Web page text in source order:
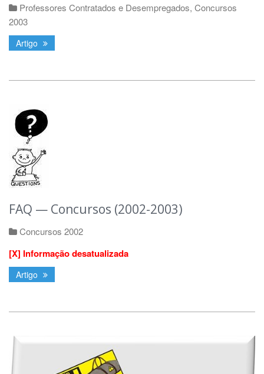
Professores Contratados e Desempregados, Concursos
2003
Artigo
FAQ — Concursos (2002-2003)
Concursos 2002
[Χ] Informação desatualizada
Artigo